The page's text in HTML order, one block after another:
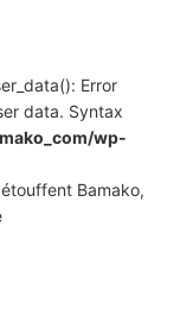
Error
data. Syntax
wp-
Bamako,